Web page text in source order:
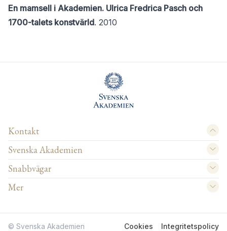
En mamsell i Akademien. Ulrica Fredrica Pasch och
1700-talets konstvärld. 2010
Kontakt
Svenska Akademien
Snabbvägar
Mer
© Svenska Akademien Cookies Integritetspolicy